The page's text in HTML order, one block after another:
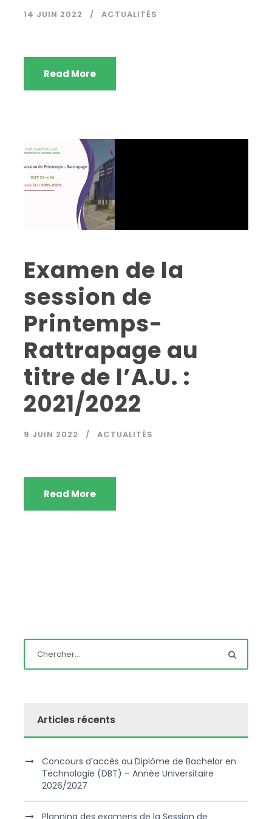
14 JUIN 2022 ACTUALITÉS
Read More
Examen de la
session de
Printemps-
Rattrapage au
titre de l’A.U. :
2021/2022
9 JUIN 2022 ACTUALITÉS
Read More
Articles récents
Concours d’accès au Diplôme de Bachelor en
Technologie (DBT) – Année Universitaire
2026/2027
Planning des examens de la Session de